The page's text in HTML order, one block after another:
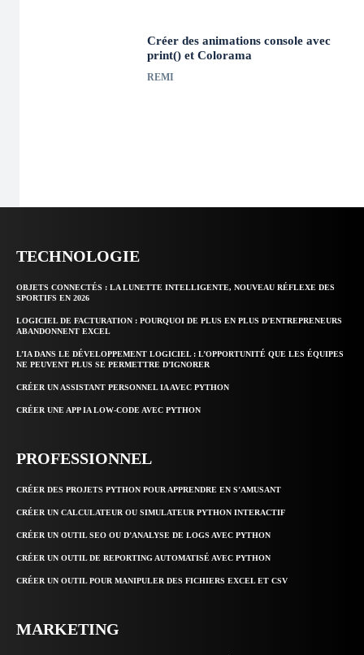
Créer des animations console avec
print() et Colorama
REMI
TECHNOLOGIE
OBJETS CONNECTÉS : LA LUNETTE INTELLIGENTE, NOUVEAU RÉFLEXE DES
SPORTIFS EN 2026
LOGICIEL DE FACTURATION : POURQUOI DE PLUS EN PLUS D’ENTREPRENEURS
ABANDONNENT EXCEL
L’IA DANS LE DÉVELOPPEMENT LOGICIEL : L’OPPORTUNITÉ QUE LES ÉQUIPES
NE PEUVENT PLUS SE PERMETTRE D’IGNORER
CRÉER UN ASSISTANT PERSONNEL IA AVEC PYTHON
CRÉER UNE APP IA LOW-CODE AVEC PYTHON
PROFESSIONNEL
CRÉER DES PROJETS PYTHON POUR APPRENDRE EN S’AMUSANT
CRÉER UN CALCULATEUR OU SIMULATEUR PYTHON INTERACTIF
CRÉER UN OUTIL SEO OU D’ANALYSE DE LOGS AVEC PYTHON
CRÉER UN OUTIL DE REPORTING AUTOMATISÉ AVEC PYTHON
CRÉER UN OUTIL POUR MANIPULER DES FICHIERS EXCEL ET CSV
MARKETING